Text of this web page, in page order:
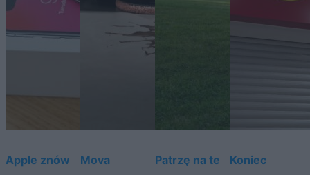
Apple znów
Mova
Patrzę na te
Koniec